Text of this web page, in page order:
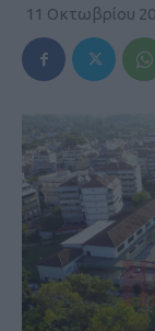
11 Οκτωβρίου